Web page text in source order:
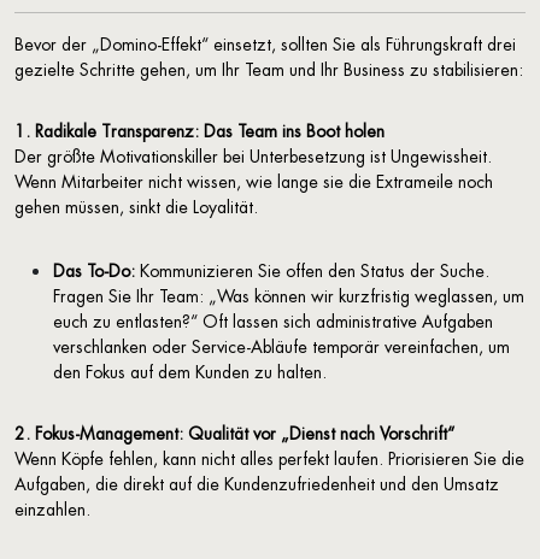
Bevor der „Domino-Effekt“ einsetzt, sollten Sie als Führungskraft drei
gezielte Schritte gehen, um Ihr Team und Ihr Business zu stabilisieren:
1. Radikale Transparenz: Das Team ins Boot holen
Der größte Motivationskiller bei Unterbesetzung ist Ungewissheit.
Wenn Mitarbeiter nicht wissen, wie lange sie die Extrameile noch
gehen müssen, sinkt die Loyalität.
Das To-Do: Kommunizieren Sie offen den Status der Suche.
Fragen Sie Ihr Team: „Was können wir kurzfristig weglassen, um
euch zu entlasten?“ Oft lassen sich administrative Aufgaben
verschlanken oder Service-Abläufe temporär vereinfachen, um
den Fokus auf dem Kunden zu halten.
2. Fokus-Management: Qualität vor „Dienst nach Vorschrift“
Wenn Köpfe fehlen, kann nicht alles perfekt laufen. Priorisieren Sie die
Aufgaben, die direkt auf die Kundenzufriedenheit und den Umsatz
einzahlen.